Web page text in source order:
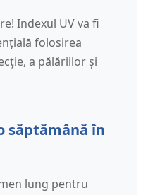
Indexul UV va fi
folosirea
a pălăriilor și
săptămână în
lung pentru